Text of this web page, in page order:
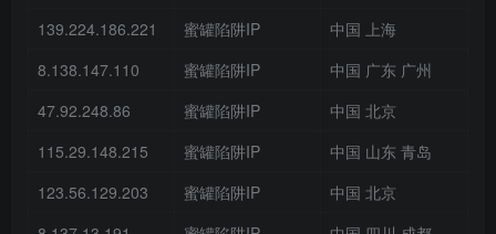
139.224.186.221
蜜罐陷阱IP
中国 上海
8.138.147.110
蜜罐陷阱IP
中国 广东 广州
47.92.248.86
蜜罐陷阱IP
中国 北京
115.29.148.215
蜜罐陷阱IP
中国 山东 青岛
123.56.129.203
蜜罐陷阱IP
中国 北京